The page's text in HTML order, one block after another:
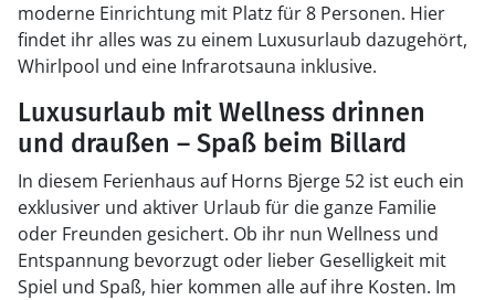
moderne Einrichtung mit Platz für 8 Personen. Hier
findet ihr alles was zu einem Luxusurlaub dazugehört,
Whirlpool und eine Infrarotsauna inklusive.
Luxusurlaub mit Wellness drinnen
und draußen – Spaß beim Billard
In diesem Ferienhaus auf Horns Bjerge 52 ist euch ein
exklusiver und aktiver Urlaub für die ganze Familie
oder Freunden gesichert. Ob ihr nun Wellness und
Entspannung bevorzugt oder lieber Geselligkeit mit
Spiel und Spaß, hier kommen alle auf ihre Kosten. Im